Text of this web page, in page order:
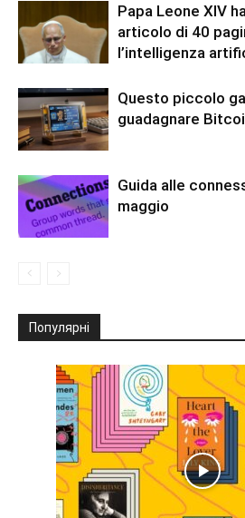
Papa Leone XIV
articolo di 40
l’intelligenza
Questo piccolo
guadagnare
Guida alle
maggio
Популярні